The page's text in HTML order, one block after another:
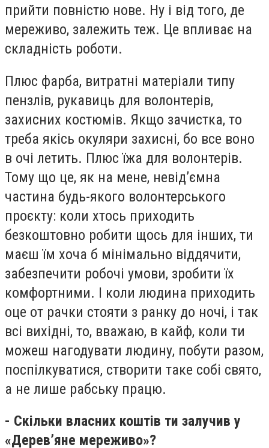
прийти повністю нове. Ну і від того, де
мереживо, залежить теж. Це впливає на
складність роботи.
Плюс фарба, витратні матеріали типу
пензлів, рукавиць для волонтерів,
захисних костюмів. Якщо зачистка, то
треба якісь окуляри захисні, бо все воно
в очі летить. Плюс їжа для волонтерів.
Тому що це, як на мене, невід’ємна
частина будь-якого волонтерського
проєкту: коли хтось приходить
безкоштовно робити щось для інших, ти
маєш їм хоча б мінімально віддячити,
забезпечити робочі умови, зробити їх
комфортними. І коли людина приходить
оце от рачки стояти з ранку до ночі, і так
всі вихідні, то, вважаю, в кайф, коли ти
можеш нагодувати людину, побути разом,
поспілкуватися, створити таке собі свято,
а не лише рабську працю.
- Скільки власних коштів ти залучив у
«Дерев’яне мереживо»?